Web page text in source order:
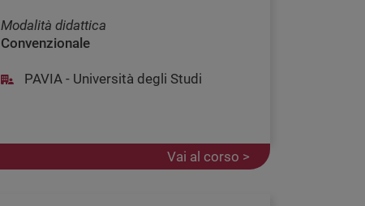
Modalità didattica
Convenzionale
PAVIA - Università degli Studi
Vai al corso >